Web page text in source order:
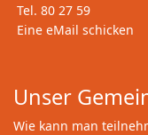
Tel. 80 27 59
Eine eMail schicken
Unser
Wie kann man